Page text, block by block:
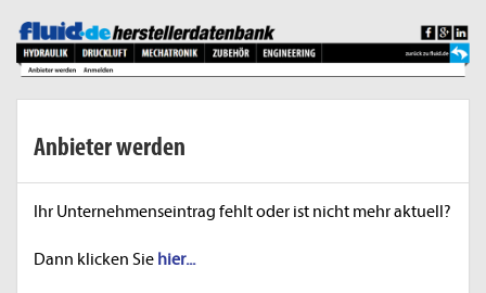
Anbieter werden
Ihr Unternehmenseintrag fehlt oder ist nicht mehr aktuell?
Dann klicken Sie hier...